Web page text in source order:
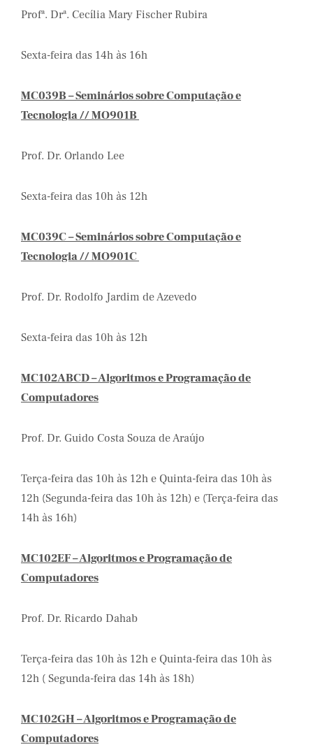
Profª. Drª. Cecília Mary Fischer Rubira
Sexta-feira das 14h às 16h
MC039B – Seminários sobre Computação e
Tecnologia // MO901B
Prof. Dr. Orlando Lee
Sexta-feira das 10h às 12h
MC039C – Seminários sobre Computação e
Tecnologia // MO901C
Prof. Dr. Rodolfo Jardim de Azevedo
Sexta-feira das 10h às 12h
MC102ABCD – Algoritmos e Programação de
Computadores
Prof. Dr. Guido Costa Souza de Araújo
Terça-feira das 10h às 12h e Quinta-feira das 10h às
12h (Segunda-feira das 10h às 12h) e (Terça-feira das
14h às 16h)
MC102EF – Algoritmos e Programação de
Computadores
Prof. Dr. Ricardo Dahab
Terça-feira das 10h às 12h e Quinta-feira das 10h às
12h ( Segunda-feira das 14h às 18h)
MC102GH – Algoritmos e Programação de
Computadores